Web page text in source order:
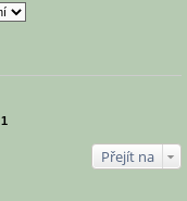
1
Přejít na